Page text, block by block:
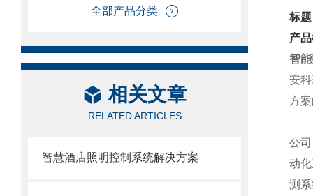
全部产品分类
相关文章
RELATED ARTICLES
智慧酒店照明控制系统解决方案
标
产
智
安
方
公
动
测